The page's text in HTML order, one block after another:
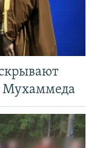
Мухаммеда